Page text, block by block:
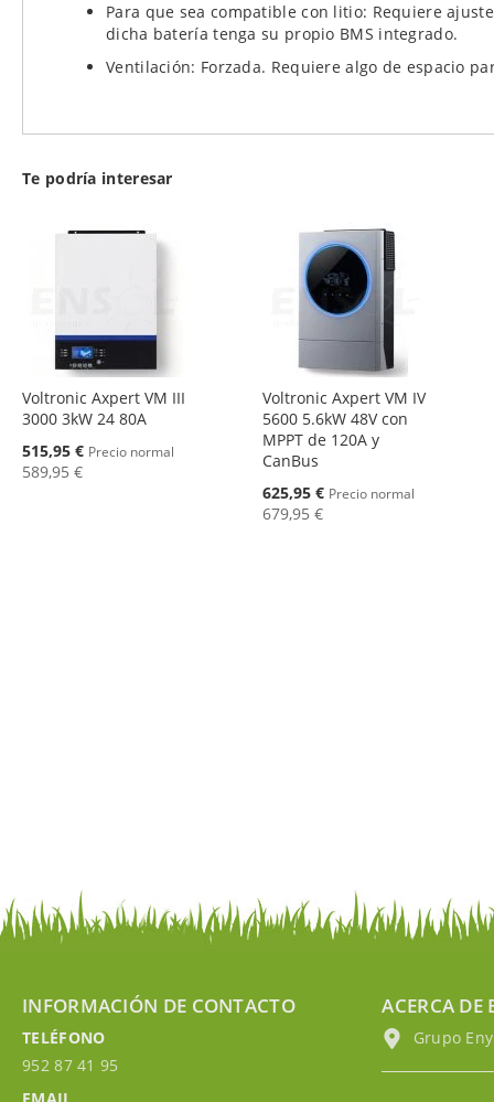
Para que sea compatible con litio: Requiere
dicha batería tenga su propio BMS integrado.
Ventilación: Forzada. Requiere algo de espacio
Te podría interesar
Voltronic Axpert VM III
3000 3kW 24 80A
Oferta
515,95 € Precio normal
589,95 €
Voltronic Axpert VM IV
5600 5.6kW 48V con
MPPT de 120A y
CanBus
Oferta
625,95 € Precio normal
679,95 €
INFORMACIÓN DE CONTACTO
TELÉFONO
952 87 41 95
ACERCA DE
Grupo